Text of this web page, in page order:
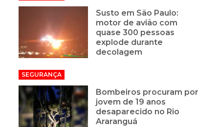
Susto em São Paulo:
motor de avião com
quase 300 pessoas
explode durante
decolagem
SEGURANÇA
Bombeiros procuram por
jovem de 19 anos
desaparecido no Rio
Araranguá